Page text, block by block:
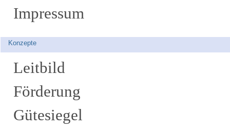
Impressum
Konzepte
Leitbild
Förderung
Gütesiegel